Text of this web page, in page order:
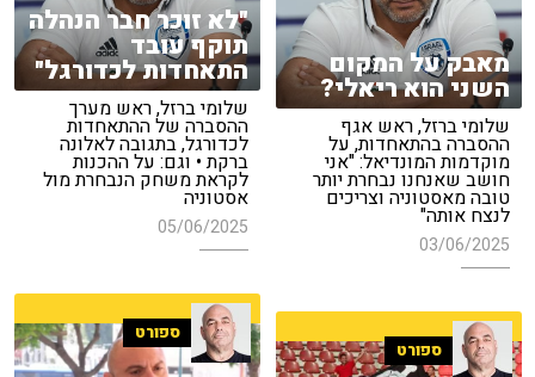
"לא זוכר חבר הנהלה
תוקף עובד
התאחדות לכדורגל"
שלומי ברזל, ראש מערך
ההסברה של ההתאחדות
לכדורגל, בתגובה לאלונה
ברקת • וגם: על ההכנות
לקראת משחק הנבחרת מול
אסטוניה
05/06/2025
מאבק על המקום
השני הוא ריאלי?
שלומי ברזל, ראש אגף
ההסברה בהתאחדות, על
מוקדמות המונדיאל: "אני
חושב שאנחנו נבחרת יותר
טובה מאסטוניה וצריכים
לנצח אותה"
03/06/2025
ספורט
ספורט